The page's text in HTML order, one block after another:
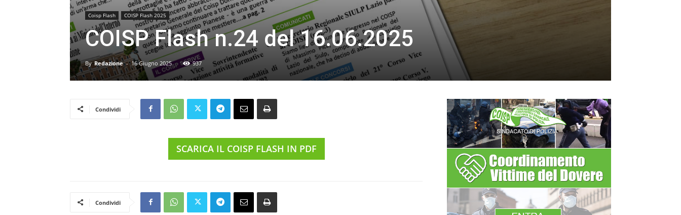
Coisp Flash COISP Flash 2025
COISP Flash n.24 del 16.06.2025
By Redazione - 16 Giugno 2025 937
Condividi
SCARICA IL COISP FLASH IN PDF
Condividi